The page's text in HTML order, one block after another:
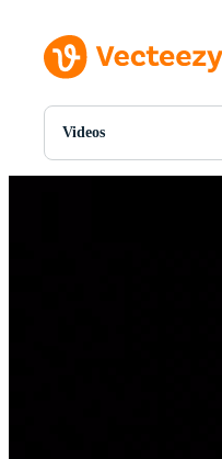
Videos
Alle Afbeeldingen